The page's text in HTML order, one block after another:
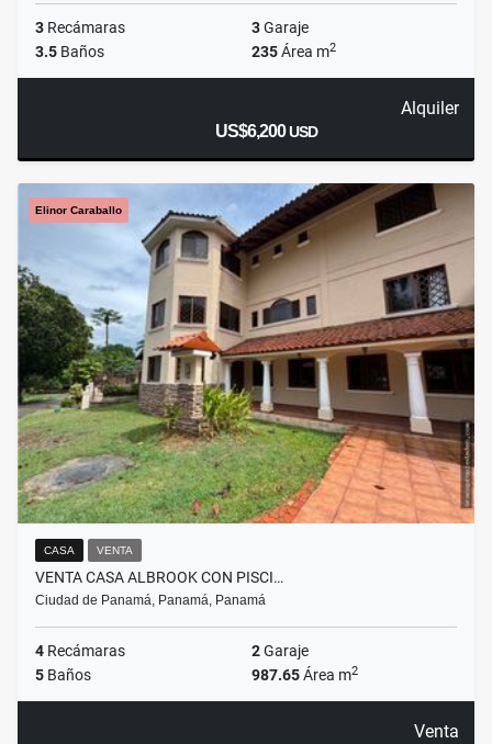
3 Recámaras 3Garaje
3.5 Baños 235Área m2
Alquiler
US$6,200USD
Elinor Caraballo
CASA VENTA
VENTA CASA ALBROOK CON PISCI…
Ciudad de Panamá, Panamá, Panamá
4 Recámaras 2Garaje
5 Baños 987.65Área m2
Venta